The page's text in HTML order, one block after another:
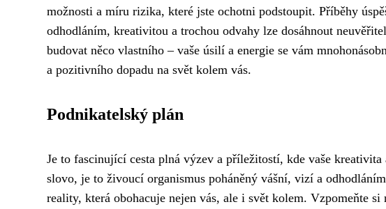
možnosti a míru rizika, které jste ochotni podstoupit. Příběhy
odhodláním, kreativitou a trochou odvahy lze dosáhnout
budovat něco vlastního – vaše úsilí a energie se vám
a pozitivního dopadu na svět kolem vás.
Podnikatelský plán
Je to fascinující cesta plná výzev a příležitostí, kde vaše
slovo, je to živoucí organismus poháněný vášní, vizí a
reality, která obohacuje nejen vás, ale i svět kolem. Vzpomeňte